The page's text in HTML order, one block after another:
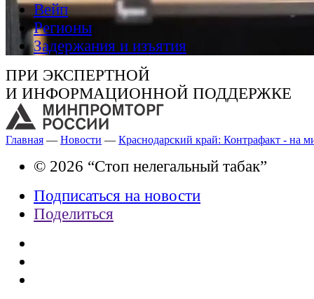
Вейп
Регионы
Задержания и изъятия
ПРИ ЭКСПЕРТНОЙ
И ИНФОРМАЦИОННОЙ ПОДДЕРЖКЕ
Главная — Новости — Краснодарский край: Контрафакт - на
© 2026 “Стоп нелегальный табак”
Подписаться на новости
Поделиться